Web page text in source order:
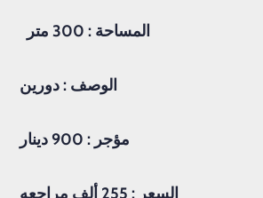
المساحة : 300 متر
الوصف :دورين
مؤجر : 900 دينار
السعر : 255 ألف مراجعه